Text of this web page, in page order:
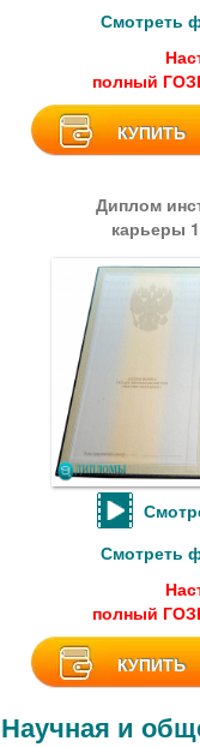
Смотреть
полный
КУПИТЬ
Диплом
карьеры
Смотреть
полный
КУПИТЬ
Научная и